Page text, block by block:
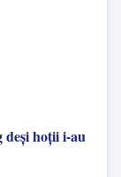
deși hoții i-au